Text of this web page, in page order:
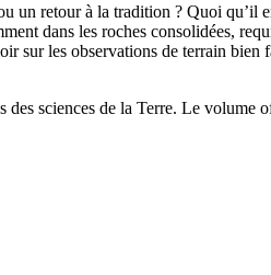
un retour à la tradition ? Quoi qu’il
dans les roches consolidées,
sur les observations de terrain bien
sciences de la Terre. Le volume